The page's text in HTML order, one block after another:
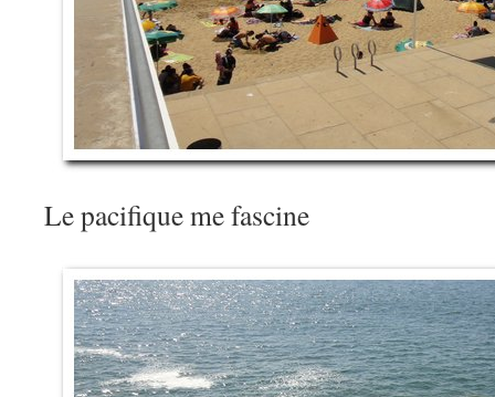
Le pacifique me fascine